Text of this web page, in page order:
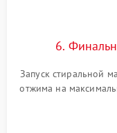
6.
Запуск стиральной
отжима на
корректности
посторонних